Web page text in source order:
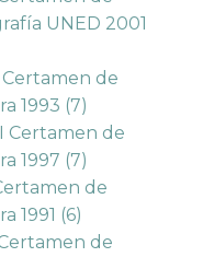
UNED 2001
Certamen de
1993 (7)
Certamen de
1997 (7)
de
1991 (6)
de